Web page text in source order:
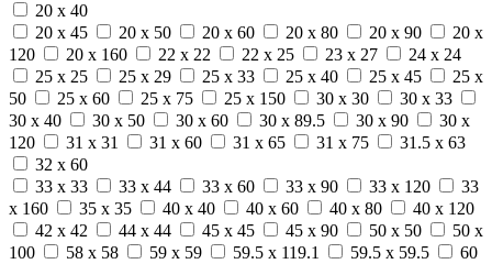
20 x 40
20 x 45
20 x 50 20 x 60 20 x 80 20 x 90
20 x
120
20 x 160 22 x 22 22 x 25 23 x 27
24 x 24
25 x 25
25 x 29 25 x 33 25 x 40 25 x 45
25 x
50
25 x 60 25 x 75 25 x 150 30 x 30
30 x 33
30 x 40
30 x 50 30 x 60 30 x 89.5 30 x 90
30 x
120
31 x 31 31 x 60 31 x 65 31 x 75
31.5 x 63
32 x 60
33 x 33
33 x 44 33 x 60 33 x 90 33 x 120
33
x 160
35 x 35 40 x 40 40 x 60 40 x 80
40 x 120
42 x 42
44 x 44 45 x 45 45 x 90 50 x 50
50 x
100
58 x 58 59 x 59 59.5 x 119.1 59.5 x 59.5
60